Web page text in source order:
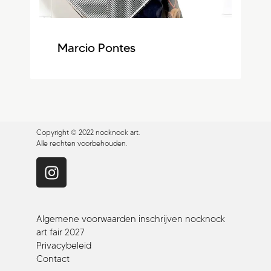
Marcio Pontes
Copyright © 2022 nocknock art.
Alle rechten voorbehouden.
Algemene voorwaarden inschrijven nocknock
art fair 2027
Privacybeleid
Contact